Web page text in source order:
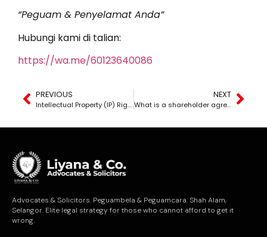
“Peguam & Penyelamat Anda”
Hubungi kami di talian:
https://wa.me/60123640086
PREVIOUS
Intellectual Property (IP) Rights in Malaysia
NEXT
What is a shareholder agreement?
Advocates & Solicitors. Peguambela & Peguamcara. Shah Alam,
Selangor. Elite legal strategy for those who cannot afford to get it
wrong.